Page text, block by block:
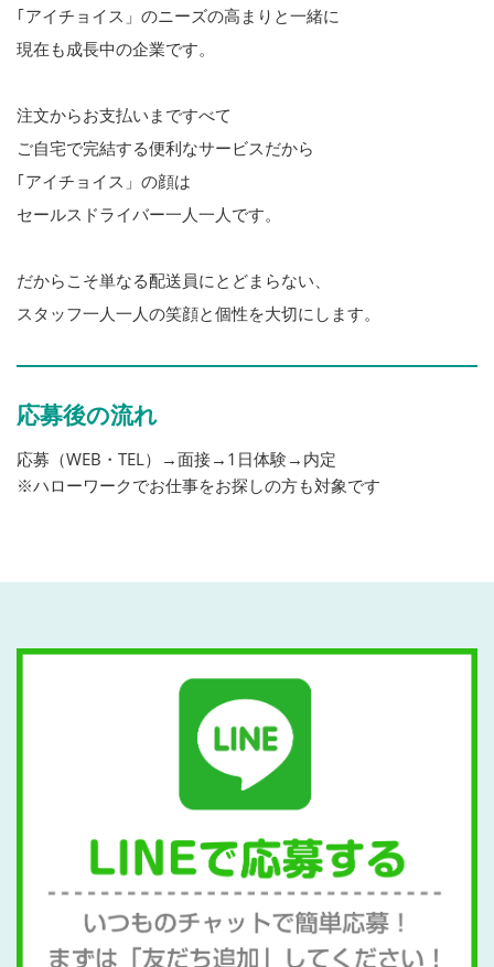
｢アイチョイス」のニーズの高まりと一緒に
現在も成長中の企業です。
注文からお支払いまですべて
ご自宅で完結する便利なサービスだから
｢アイチョイス」の顔は
セールスドライバー一人一人です。
だからこそ単なる配送員にとどまらない、
スタッフ一人一人の笑顔と個性を大切にします。
応募後の流れ
応募（WEB・TEL）→面接→1日体験→内定
※ハローワークでお仕事をお探しの方も対象です